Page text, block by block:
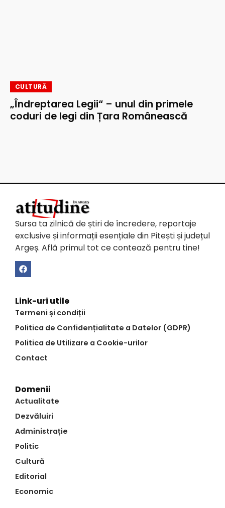
CULTURĂ
„Îndreptarea Legii“ – unul din primele
coduri de legi din Țara Românească
Sursa ta zilnică de știri de încredere, reportaje
exclusive și informații esențiale din Pitești și județul
Argeș. Află primul tot ce contează pentru tine!
Link-uri utile
Termeni și condiții
Politica de Confidențialitate a Datelor (GDPR)
Politica de Utilizare a Cookie-urilor
Contact
Domenii
Actualitate
Dezvăluiri
Administrație
Politic
Cultură
Editorial
Economic